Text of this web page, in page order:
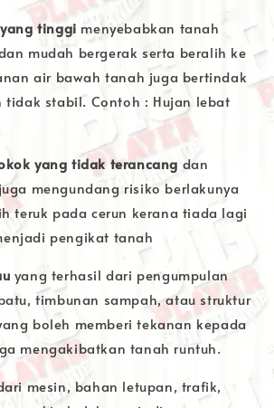
tinggi menyebabkan tanah
mudah bergerak serta beralih ke
air bawah tanah juga bertindak
tidak stabil. Contoh : Hujan lebat
yang tidak terancang dan
mengundang risiko berlakunya
teruk pada cerun kerana tiada lagi
pengikat tanah
yang terhasil dari pengumpulan
timbunan sampah, atau struktur
boleh memberi tekanan kepada
mengakibatkan tanah runtuh.
mesin, bahan letupan, trafik,